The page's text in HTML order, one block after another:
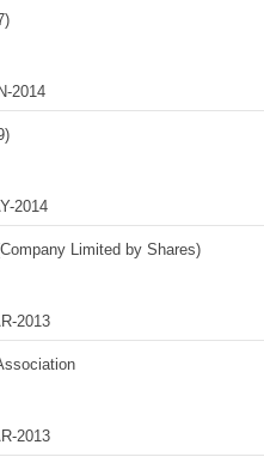
2014
2014
Limited by Shares)
2013
2013